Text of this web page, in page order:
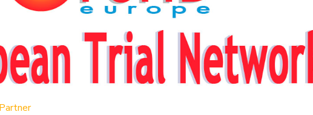
Partner